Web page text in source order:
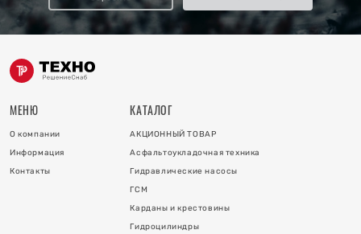
МЕНЮ
О компании
Информация
Контакты
КАТАЛОГ
АКЦИОННЫЙ ТОВАР
Асфальтоукладочная техника
Гидравлические насосы
ГСМ
Карданы и крестовины
Гидроцилиндры